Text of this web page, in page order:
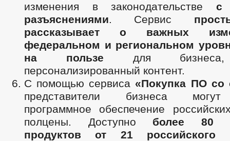
изменения в законодательстве с
разъяснениями. Сервис
рассказывает о важных
федеральном и региональном
на пользе для бизнеса,
персонализированный контент.
С помощью сервиса «Покупка ПО со
представители бизнеса могут
программное обеспечение
полцены. Доступно более 80
продуктов
от 21 российского